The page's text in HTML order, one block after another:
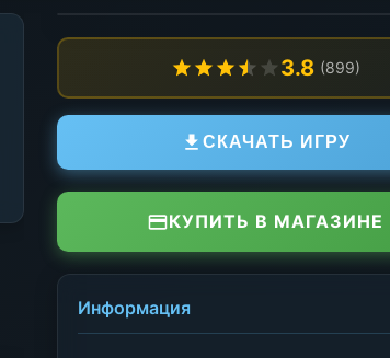
3.8 (899)
СКАЧАТЬ ИГРУ
КУПИТЬ В МАГАЗИНЕ
Информация